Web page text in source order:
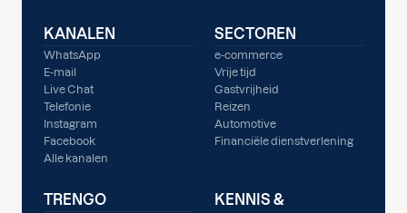
KANALEN
WhatsApp
E-mail
Live Chat
Telefonie
Instagram
Facebook
Alle kanalen
SECTOREN
e-commerce
Vrije tijd
Gastvrijheid
Reizen
Automotive
Financiële dienstverlening
TRENGO
KENNIS &